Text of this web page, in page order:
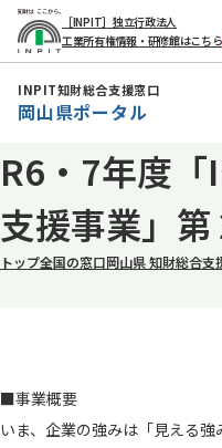
本
文
へ
移
［INPIT］独立行政法人
工業所有権情報・研修館はこちら
INPIT知財総合支援窓口
岡山県ポータル
R6・7年度
支援事業」
トップ全国の窓口岡山県 知財総合支
■事業概要
いま、企業の強みは「見える